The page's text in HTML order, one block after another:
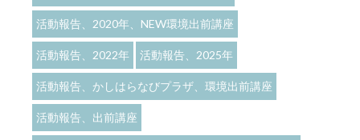
活動報告、2020年、NEW環境出前講座
活動報告、2022年 活動報告、2025年
活動報告、かしはらなびプラザ、環境出前講座
活動報告、出前講座